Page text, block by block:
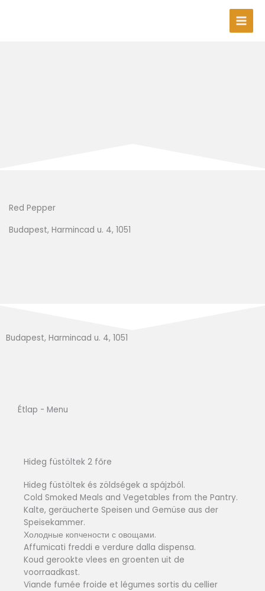
Red Pepper
Budapest, Harmincad u. 4, 1051
Budapest, Harmincad u. 4, 1051
Étlap - Menu
Hideg füstöltek 2 főre
Hideg füstöltek és zöldségek a spájzból.
Cold Smoked Meals and Vegetables from the Pantry.
Kalte, geräucherte Speisen und Gemüse aus der
Speisekammer.
Холодные копчености с овощами.
Affumicati freddi e verdure dalla dispensa.
Koud gerookte vlees en groenten uit de
voorraadkast.
Viande fumée froide et légumes sortis du cellier